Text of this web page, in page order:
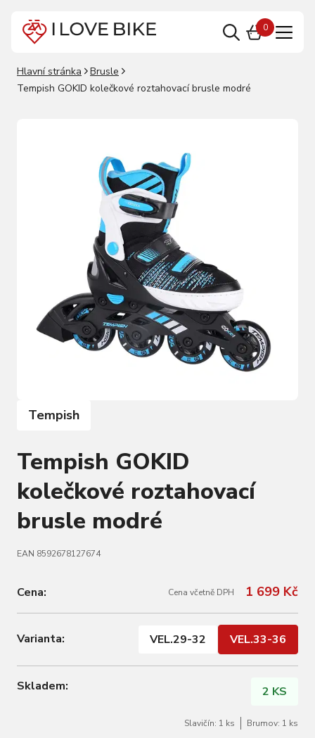
0
Hlavní stránka
Brusle
Tempish GOKID kolečkové roztahovací brusle modré
Tempish
Tempish GOKID
kolečkové roztahovací
brusle modré
EAN 8592678127674
Cena: Cena včetně DPH 1 699 Kč
Varianta: VEL.29-32 VEL.33-36
Skladem: 2 KS
Slavičín: 1 ks Brumov: 1 ks